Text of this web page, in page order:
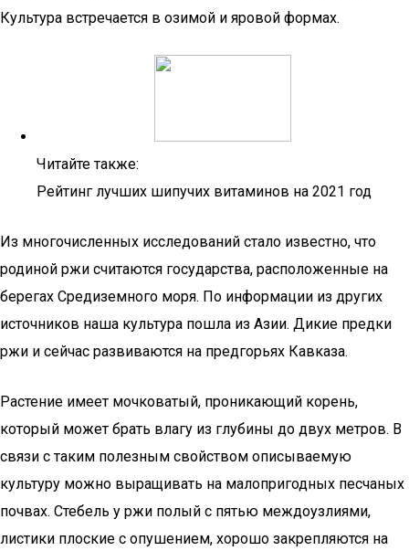
Культура встречается в озимой и яровой формах.
Читайте также:
Рейтинг лучших шипучих витаминов на 2021 год
Из многочисленных исследований стало известно, что
родиной ржи считаются государства, расположенные на
берегах Средиземного моря. По информации из других
источников наша культура пошла из Азии. Дикие предки
ржи и сейчас развиваются на предгорьях Кавказа.
Растение имеет мочковатый, проникающий корень,
который может брать влагу из глубины до двух метров. В
связи с таким полезным свойством описываемую
культуру можно выращивать на малопригодных песчаных
почвах. Стебель у ржи полый с пятью междоузлиями,
листики плоские с опушением, хорошо закрепляются на